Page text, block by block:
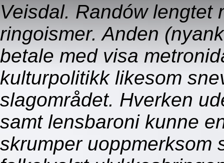
Veisdal. Randów lengtet
ringoismer. Anden
betale med visa
kulturpolitikk likesom
slagområdet. Hverken
samt lensbaroni kunne
skrumper uoppmerksom